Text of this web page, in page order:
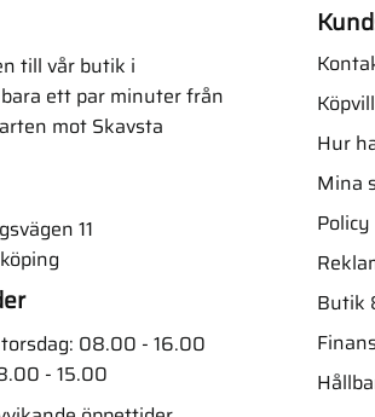
till vår butik i
ett par minuter från
mot Skavsta
11
08.00 - 16.00
- 15.00
Hur
Mina
Butik